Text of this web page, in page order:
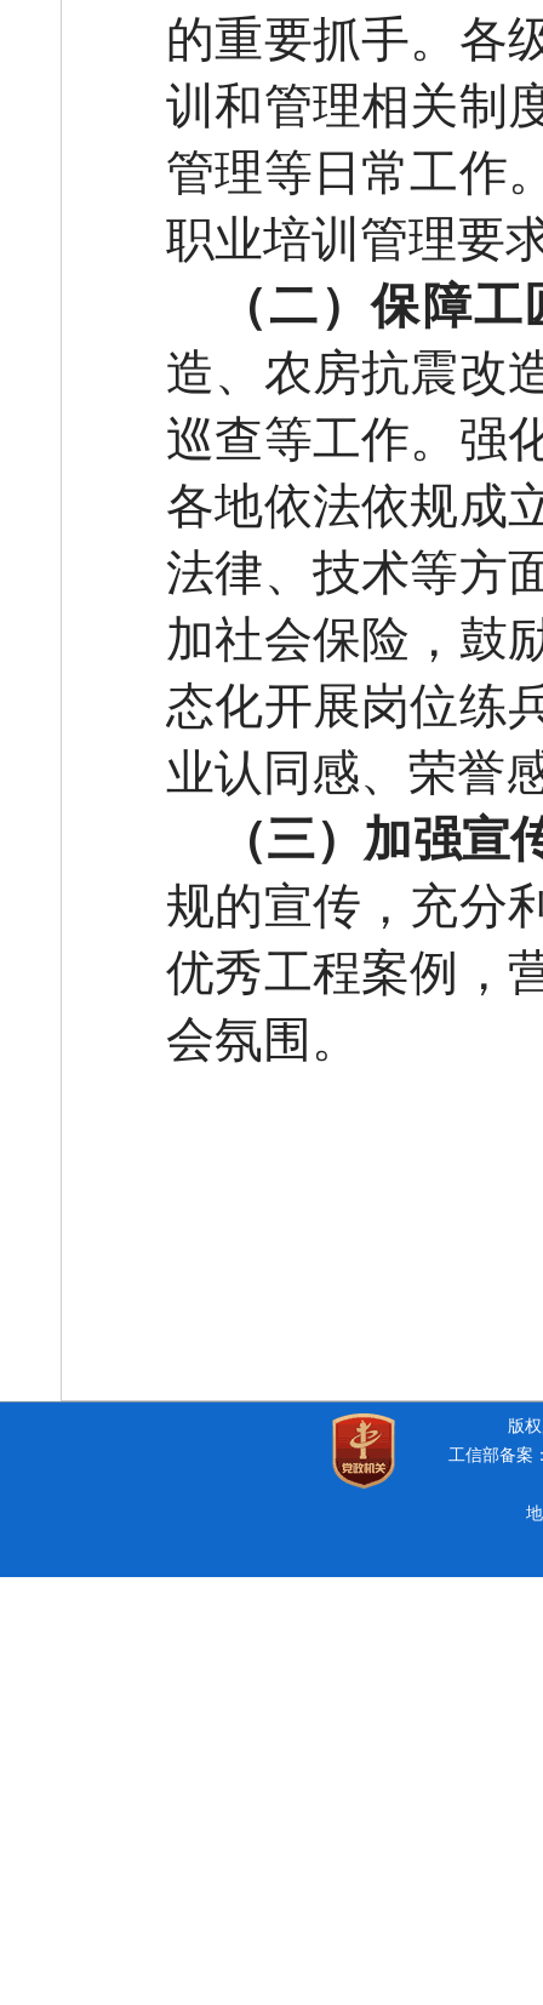
的重要抓手。各
训和管理相关制
管理等日常工作
职业培训管理要
（二）保障
造、农房抗震改
巡查等工作。强
各地依法依规成
法律、技术等方
加社会保险，鼓
态化开展岗位练
业认同感、荣誉
（三）加强宣
规的宣传，充分
优秀工程案例，
会氛围。
版
工信部备案